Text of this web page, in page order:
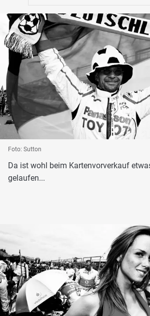
Foto: Sutton
Da ist wohl beim Kartenvorverkauf
gelaufen...